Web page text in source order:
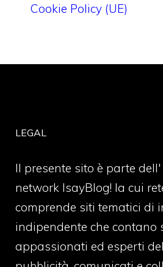
Cookie Policy (UE)
LEGAL
Il presente sito è parte dell'
network IsayBlog! la cui
comprende siti tematici di
indipendente che contano
appassionati ed esperti